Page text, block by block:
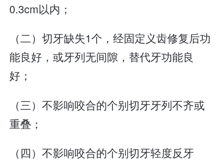
0.3cm以内；
（二）切牙缺失1个，经固定义齿修复后功
能良好，或牙列无间隙，替代牙功能良
好；
（三）不影响咬合的个别切牙牙列不齐或
重叠；
（四）不影响咬合的个别切牙轻度反牙